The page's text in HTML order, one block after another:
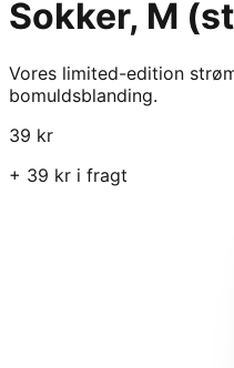
Sokker, M
Vores limited-edition
bomuldsblanding.
39 kr
+ 39 kr i fragt